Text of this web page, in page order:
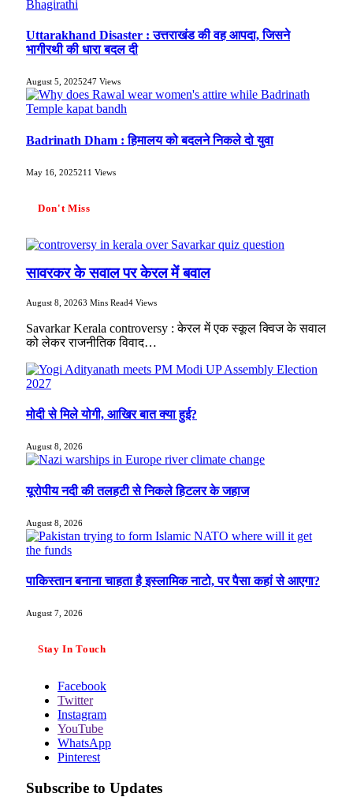
Uttarakhand Disaster : उत्तराखंड की वह आपदा, जिसने
भागीरथी की धारा बदल दी
August 5, 2025247 Views
Badrinath Dham : हिमालय को बदलने निकले दो युवा
May 16, 2025211 Views
Don't Miss
सावरकर के सवाल पर केरल में बवाल
August 8, 20263 Mins Read4 Views
Savarkar Kerala controversy : केरल में एक स्कूल क्विज के सवाल
को लेकर राजनीतिक विवाद…
मोदी से मिले योगी, आखिर बात क्या हुई?
August 8, 2026
यूरोपीय नदी की तलहटी से निकले हिटलर के जहाज
August 8, 2026
पाकिस्तान बनाना चाहता है इस्लामिक नाटो, पर पैसा कहां से आएगा?
August 7, 2026
Stay In Touch
Facebook
Twitter
Instagram
YouTube
WhatsApp
Pinterest
Subscribe to Updates